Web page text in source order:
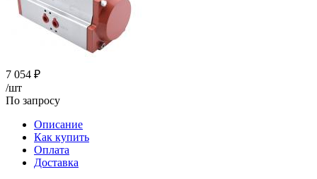
7 054 ₽
/шт
По запросу
Описание
Как купить
Оплата
Доставка